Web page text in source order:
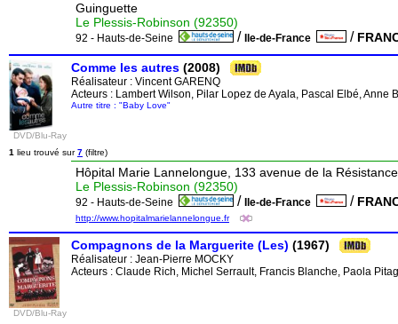
Guinguette
Le Plessis-Robinson (92350)
92 - Hauts-de-Seine / Ile-de-France /
DVD/Blu-Ray
Comme les autres (2008)
Réalisateur : Vincent GARENQ
Acteurs : Lambert Wilson, Pilar Lopez de Ayala, Pascal Elbé, Anne
Autre titre : "Baby Love"
1 lieu trouvé sur7 (filtre)
Hôpital Marie Lannelongue, 133 avenue de la Résistance
Le Plessis-Robinson (92350)
92 - Hauts-de-Seine / Ile-de-France /
http://www.hopitalmarielannelongue.fr
DVD/Blu-Ray
Compagnons de la Marguerite (Les) (1967)
Réalisateur : Jean-Pierre MOCKY
Acteurs : Claude Rich, Michel Serrault, Francis Blanche, Paola